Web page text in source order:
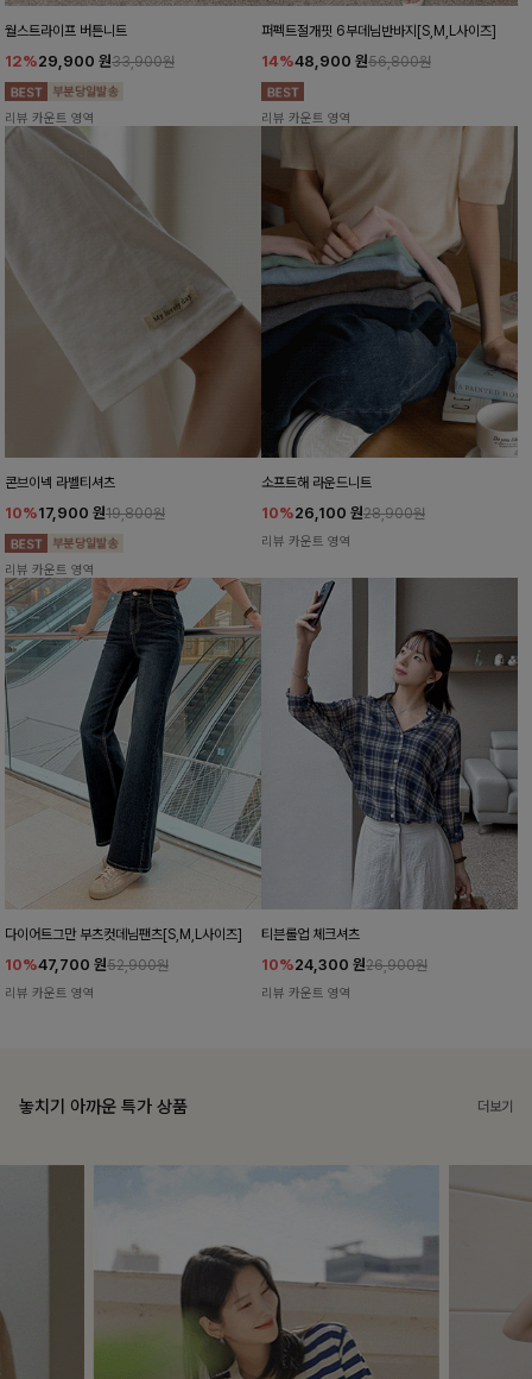
월스트라이프 버튼니트
12%29,900 원33,900원
리뷰 카운트 영역
퍼펙트절개핏 6부데님반바지[S,M,L사이즈]
14%48,900 원56,800원
리뷰 카운트 영역
콘브이넥 라벨티셔츠
10%17,900 원19,800원
리뷰 카운트 영역
소프트해 라운드니트
10%26,100 원28,900원
리뷰 카운트 영역
다이어트그만 부츠컷데님팬츠[S,M,L사이즈]
10%47,700 원52,900원
리뷰 카운트 영역
티븐롤업 체크셔츠
10%24,300 원26,900원
리뷰 카운트 영역
놓치기 아까운 특가 상품 더보기